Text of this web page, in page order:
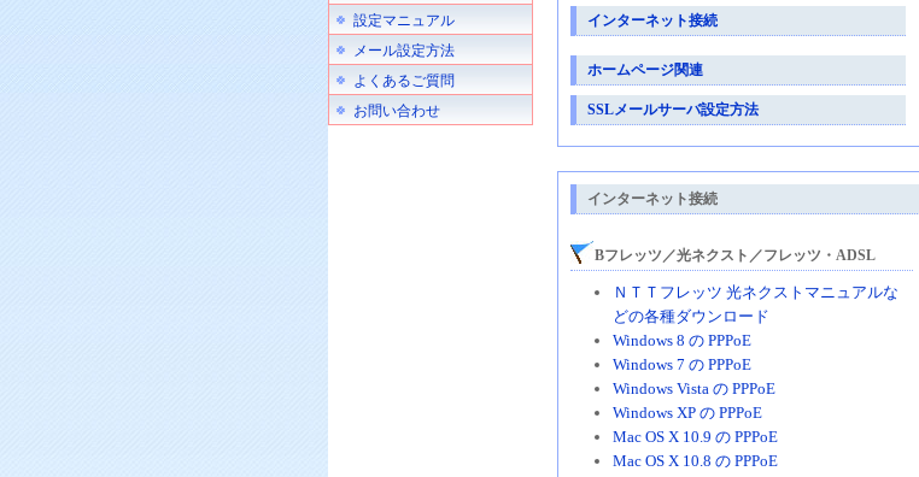
設定マニュアル
メール設定方法
よくあるご質問
お問い合わせ
インターネット接続
ホームページ関連
SSLメールサーバ設定方法
インターネット接続
Bフレッツ／光ネクスト／フレッツ・ADSL
ＮＴＴフレッツ 光ネクストマニュアルな
どの各種ダウンロード
Windows 8 の PPPoE
Windows 7 の PPPoE
Windows Vista の PPPoE
Windows XP の PPPoE
Mac OS X 10.9 の PPPoE
Mac OS X 10.8 の PPPoE